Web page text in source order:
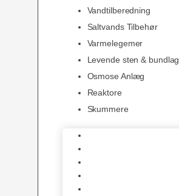
Vandtilberedning
Saltvands Tilbehør
Varmelegemer
Levende sten & bundlag
Osmose Anlæg
Reaktore
Skummere